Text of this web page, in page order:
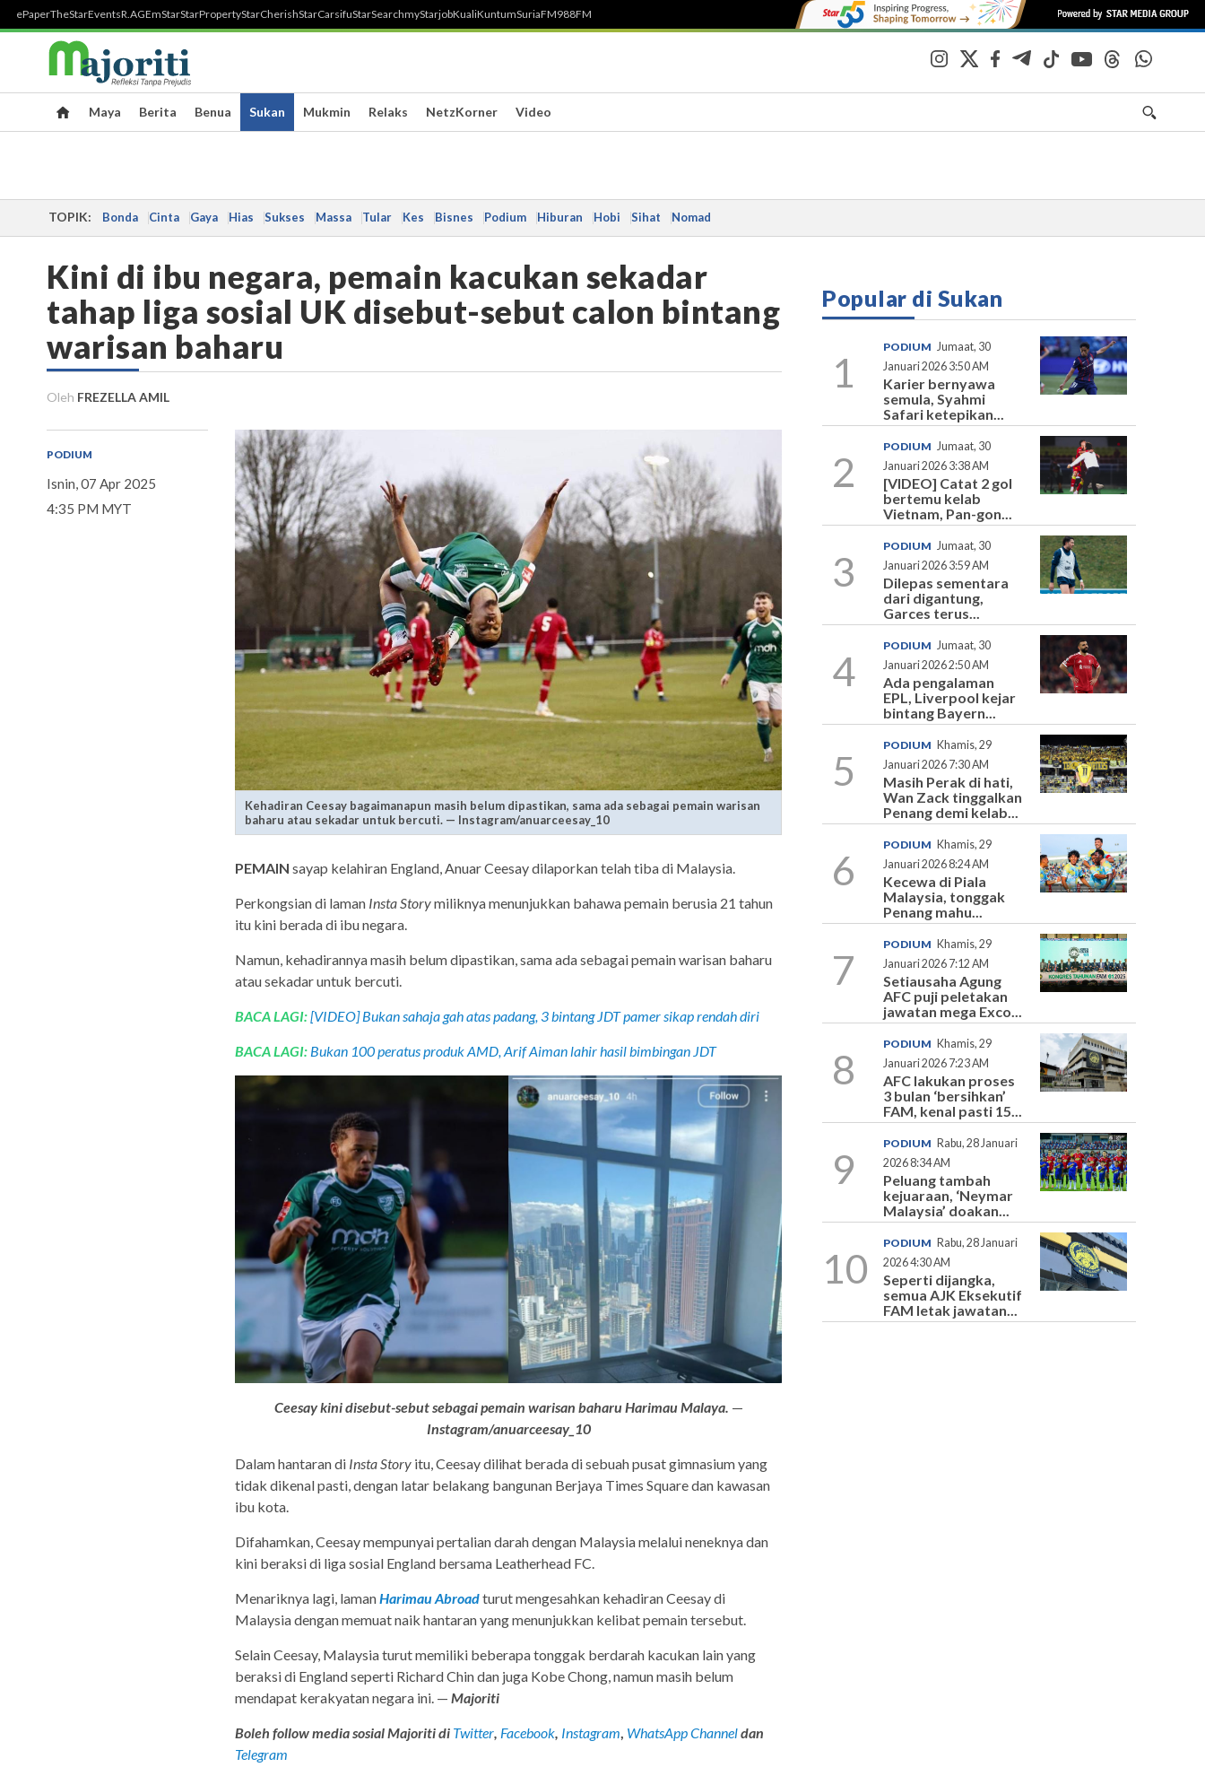
ePaperTheStarEventsR.AGEmStarStarPropertyStarCherishStarCarsifuStarSearchmyStarjobKualiKuntumSuriaFM988FM
Maya Berita Benua Sukan Mukmin Relaks NetzKorner Video
TOPIK: Bonda Cinta Gaya Hias Sukses Massa Tular Kes Bisnes Podium Hiburan Hobi Sihat Nomad
Kini di ibu negara, pemain kacukan sekadar
tahap liga sosial UK disebut-sebut calon bintang
warisan baharu
Oleh FREZELLA AMIL
PODIUM
Isnin, 07 Apr 2025
4:35 PM MYT
Kehadiran Ceesay bagaimanapun masih belum dipastikan, sama ada sebagai pemain warisan
baharu atau sekadar untuk bercuti. — Instagram/anuarceesay_10
PEMAIN sayap kelahiran England, Anuar Ceesay dilaporkan telah tiba di Malaysia.
Perkongsian di laman Insta Storymiliknya menunjukkan bahawa pemain berusia 21 tahun
itu kini berada di ibu negara.
Namun, kehadirannya masih belum dipastikan, sama ada sebagai pemain warisan baharu
atau sekadar untuk bercuti.
BACA LAGI:[VIDEO] Bukan sahaja gah atas padang, 3 bintang JDT pamer sikap rendah diri
BACA LAGI: Bukan 100 peratus produk AMD, Arif Aiman lahir hasil bimbingan JDT
Ceesay kini disebut-sebut sebagai pemain warisan baharu Harimau Malaya. —
Instagram/anuarceesay_10
Dalam hantaran di Insta Story itu, Ceesay dilihat berada di sebuah pusat gimnasium yang
tidak dikenal pasti, dengan latar belakang bangunan Berjaya Times Square dan kawasan
ibu kota.
Difahamkan, Ceesay mempunyai pertalian darah dengan Malaysia melalui neneknya dan
kini beraksi di liga sosial England bersama Leatherhead FC.
Menariknya lagi, lamanHarimau Abroadturut mengesahkan kehadiran Ceesay di
Malaysia dengan memuat naik hantaran yang menunjukkan kelibat pemain tersebut.
Selain Ceesay, Malaysia turut memiliki beberapa tonggak berdarah kacukan lain yang
beraksi di England seperti Richard Chin dan juga Kobe Chong, namun masih belum
mendapat kerakyatan negara ini. — Majoriti
Boleh follow media sosial Majoriti di Twitter, Facebook, Instagram, WhatsApp Channeldan
Telegram
Popular di Sukan
1
PODIUM Jumaat, 30
Januari 2026 3:50 AM
Karier bernyawa
semula, Syahmi
Safari ketepikan...
2
PODIUM Jumaat, 30
Januari 2026 3:38 AM
[VIDEO] Catat 2 gol
bertemu kelab
Vietnam, Pan-gon...
3
PODIUM Jumaat, 30
Januari 2026 3:59 AM
Dilepas sementara
dari digantung,
Garces terus...
4
PODIUM Jumaat, 30
Januari 2026 2:50 AM
Ada pengalaman
EPL, Liverpool kejar
bintang Bayern...
5
PODIUM Khamis, 29
Januari 2026 7:30 AM
Masih Perak di hati,
Wan Zack tinggalkan
Penang demi kelab...
6
PODIUM Khamis, 29
Januari 2026 8:24 AM
Kecewa di Piala
Malaysia, tonggak
Penang mahu...
7
PODIUM Khamis, 29
Januari 2026 7:12 AM
Setiausaha Agung
AFC puji peletakan
jawatan mega Exco...
8
PODIUM Khamis, 29
Januari 2026 7:23 AM
AFC lakukan proses
3 bulan ‘bersihkan’
FAM, kenal pasti 15...
9
PODIUM Rabu, 28 Januari
2026 8:34 AM
Peluang tambah
kejuaraan, ‘Neymar
Malaysia’ doakan...
10
PODIUM Rabu, 28 Januari
2026 4:30 AM
Seperti dijangka,
semua AJK Eksekutif
FAM letak jawatan...